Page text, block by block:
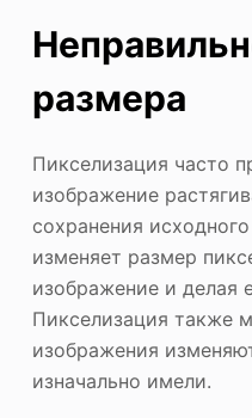
размера
Пикселизация часто
изображение
сохранения
изменяет размер
изображение и делая
Пикселизация также
изображения
изначально имели.